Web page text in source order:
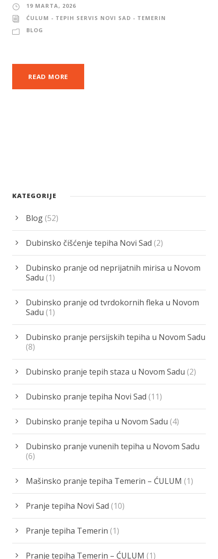
19 MARTA, 2026
ĆULUM - TEPIH SERVIS NOVI SAD - TEMERIN
BLOG
READ MORE
KATEGORIJE
Blog(52)
Dubinsko čišćenje tepiha Novi Sad (2)
Dubinsko pranje od neprijatnih mirisa u Novom
Sadu (1)
Dubinsko pranje od tvrdokornih fleka u Novom
Sadu (1)
Dubinsko pranje persijskih tepiha u Novom Sadu
(8)
Dubinsko pranje tepih staza u Novom Sadu (2)
Dubinsko pranje tepiha Novi Sad (11)
Dubinsko pranje tepiha u Novom Sadu (4)
Dubinsko pranje vunenih tepiha u Novom Sadu
(6)
Mašinsko pranje tepiha Temerin – ĆULUM (1)
Pranje tepiha Novi Sad (10)
Pranje tepiha Temerin (1)
Pranje tepiha Temerin – ĆULUM (1)